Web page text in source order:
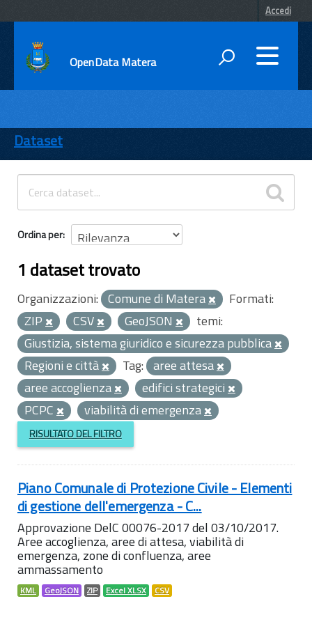
Accedi
OpenData Matera
ENTI
TEMI
INFORMAZIONI
Dataset
Ordina per
1 dataset trovato
Organizzazioni: Comune di Matera
Formati:
ZIP
CSV GeoJSON
temi:
Giustizia, sistema giuridico e sicurezza pubblica
Regioni e città
Tag: aree attesa
aree accoglienza
edifici strategici
PCPC
viabilità di emergenza
RISULTATO DEL FILTRO
Piano Comunale di Protezione Civile - Elementi
di gestione dell'emergenza - C...
Approvazione DelC 00076-2017 del 03/10/2017.
Aree accoglienza, aree di attesa, viabilità di
emergenza, zone di confluenza, aree
ammassamento
KML GeoJSON ZIP Excel XLSX CSV